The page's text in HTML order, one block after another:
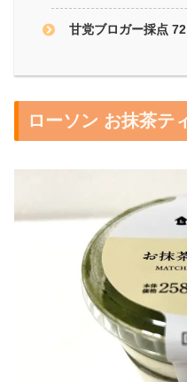
甘党ブロガー採点
ローソン お抹茶テ